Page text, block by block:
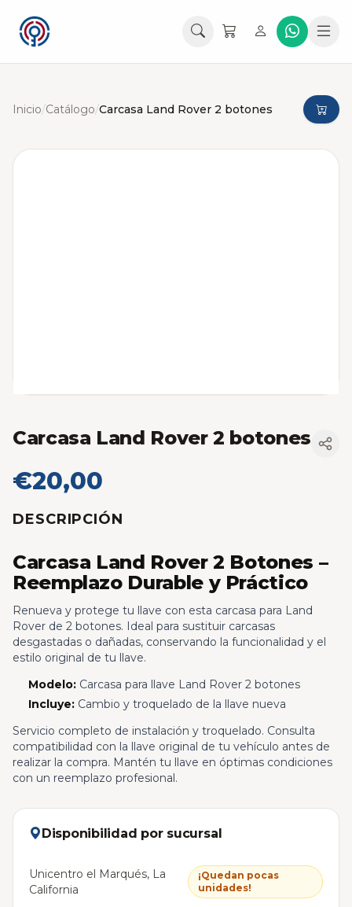
Inicio/Catálogo/Carcasa Land Rover 2 botones
Carcasa Land Rover 2 botones
€20,00
DESCRIPCIÓN
Carcasa Land Rover 2 Botones –
Reemplazo Durable y Práctico
Renueva y protege tu llave con esta carcasa para Land
Rover de 2 botones. Ideal para sustituir carcasas
desgastadas o dañadas, conservando la funcionalidad y el
estilo original de tu llave.
Modelo:Carcasa para llave Land Rover 2 botones
Incluye:Cambio y troquelado de la llave nueva
Servicio completo de instalación y troquelado. Consulta
compatibilidad con la llave original de tu vehículo antes de
realizar la compra. Mantén tu llave en óptimas condiciones
con un reemplazo profesional.
Disponibilidad por sucursal
Unicentro el Marqués, La
California
¡Quedan pocas
unidades!